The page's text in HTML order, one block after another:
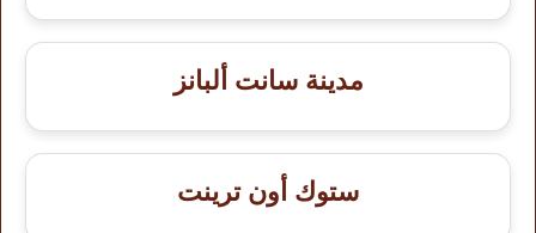
مدينة سانت ألبانز
ستوك أون ترينت